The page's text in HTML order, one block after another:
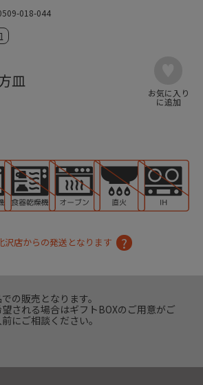
018-044
皿
店からの発送となります
の販売となります。
される場合はギフトBOXのご用意がご
にご相談ください。